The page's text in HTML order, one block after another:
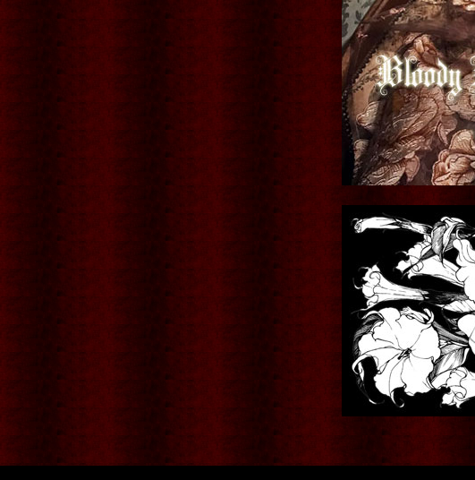
写真・アート・ポスター
グリーティングカード
ネイルアート
猫なもの